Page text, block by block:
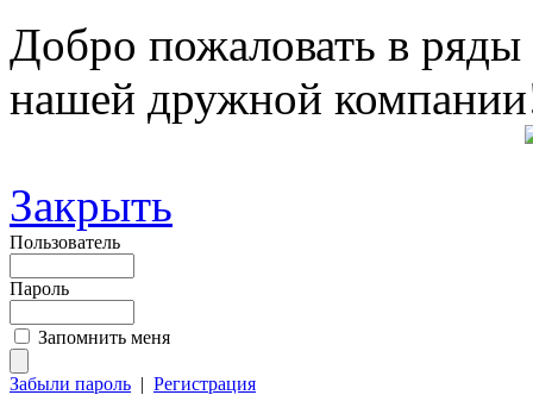
Добро пожаловать в ряды
нашей дружной
Закрыть
Пользователь
Пароль
Запомнить меня
Забыли пароль | Регистрация